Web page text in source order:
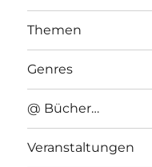
Themen
Genres
@ Bücher…
Veranstaltungen